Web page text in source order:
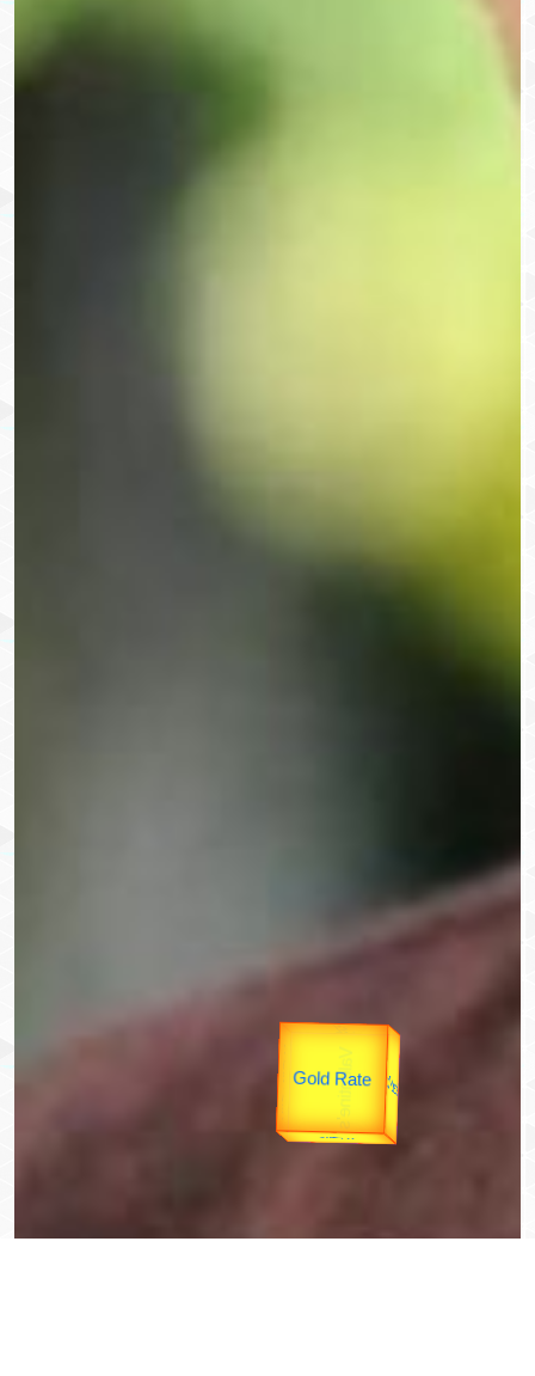
उपराष्ट्रपति
यात्रा
unTV Special